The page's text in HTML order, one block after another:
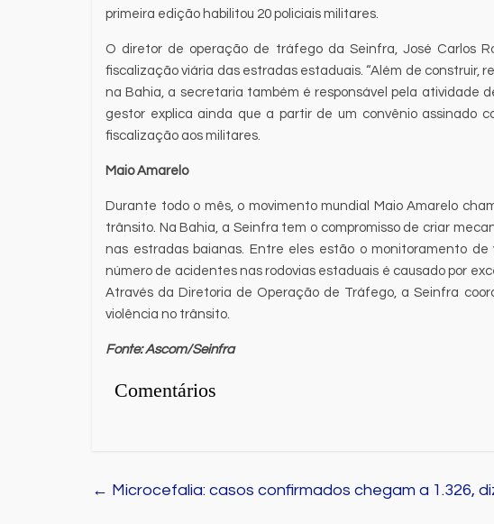
primeira edição habilitou 20 policiais militares.
O diretor de operação de tráfego da Seinfra, José Carlos
fiscalização viária das estradas estaduais. “Além de construir,
na Bahia, a secretaria também é responsável pela atividade
gestor explica ainda que a partir de um convênio assinado
fiscalização aos militares.
Maio Amarelo
Durante todo o mês, o movimento mundial Maio Amarelo
trânsito. Na Bahia, a Seinfra tem o compromisso de criar
nas estradas baianas. Entre eles estão o monitoramento
número de acidentes nas rodovias estaduais é causado por
Através da Diretoria de Operação de Tráfego, a Seinfra
violência no trânsito.
Fonte: Ascom/Seinfra
Comentários
← Microcefalia: casos confirmados chegam a 1.326,